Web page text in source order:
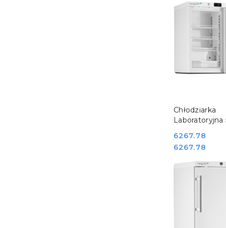
Chłodziarka
Laboratoryjna
Atex Medgree
800901_1400
Cena:
6267.78
Cena:
6267.78
DO